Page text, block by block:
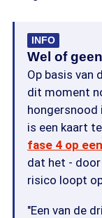
INFO
Wel of
Op basis van
dit moment
hongersnood
is een kaart
fase 4 op
dat het -
risico loopt
"Een van de